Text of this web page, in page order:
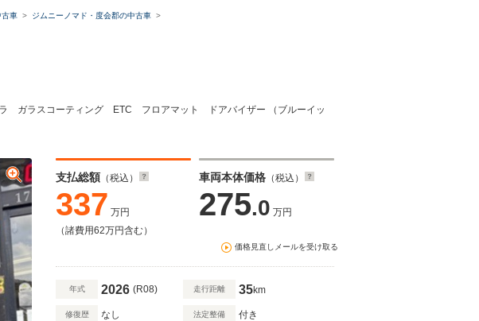
古車
ジムニーノマド・度会郡の中古車
ラスコーティング ETC フロアマット ドアバイザー （ブルーイッ
支払総額 （税込）
337 万円
（諸費用62万円含む）
車両本体価格 （税込）
275.0 万円
価格見直しメールを受け取る
年式 2026 (R08) 走行距離 35km
修復歴 なし 法定整備 付き